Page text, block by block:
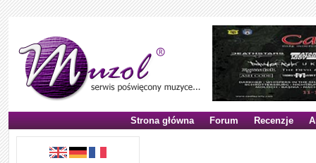
Strona główna Forum Recenzje